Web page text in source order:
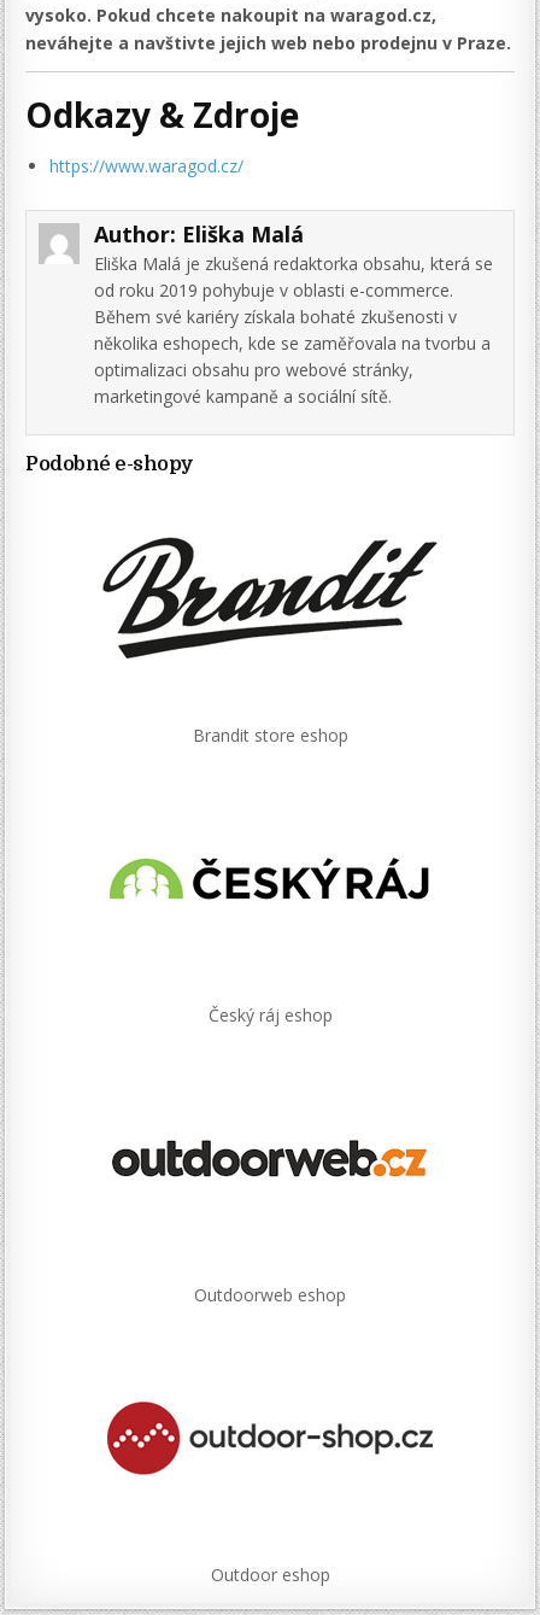
vysoko. Pokud chcete nakoupit na waragod.cz,
neváhejte a navštivte jejich web nebo prodejnu v Praze.
Odkazy & Zdroje
https://www.waragod.cz/
Author: Eliška Malá
Eliška Malá je zkušená redaktorka obsahu, která se
od roku 2019 pohybuje v oblasti e-commerce.
Během své kariéry získala bohaté zkušenosti v
několika eshopech, kde se zaměřovala na tvorbu a
optimalizaci obsahu pro webové stránky,
marketingové kampaně a sociální sítě.
Podobné e-shopy
Brandit store eshop
Český ráj eshop
Outdoorweb eshop
Outdoor eshop